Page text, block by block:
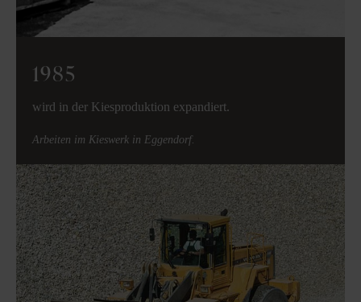
1985
wird in der Kiesproduktion expandiert.
Arbeiten im Kieswerk in Eggendorf.